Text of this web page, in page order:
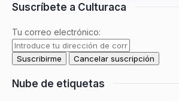
Suscríbete a Culturaca
Tu correo electrónico:
Nube de etiquetas